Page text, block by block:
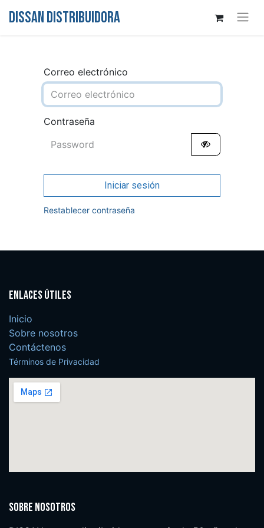
DISSAN DISTRIBUIDORA
Correo electrónico
Contraseña
Iniciar sesión
Restablecer contraseña
Enlaces útiles
Inicio
Sobre nosotros
Contáctenos
Términos de Privacidad
Sobre nosotros